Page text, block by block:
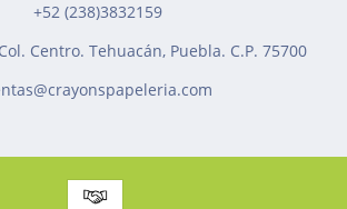
+52 (238)3832159
Centro. Tehuacán, Puebla. C.P. 75700